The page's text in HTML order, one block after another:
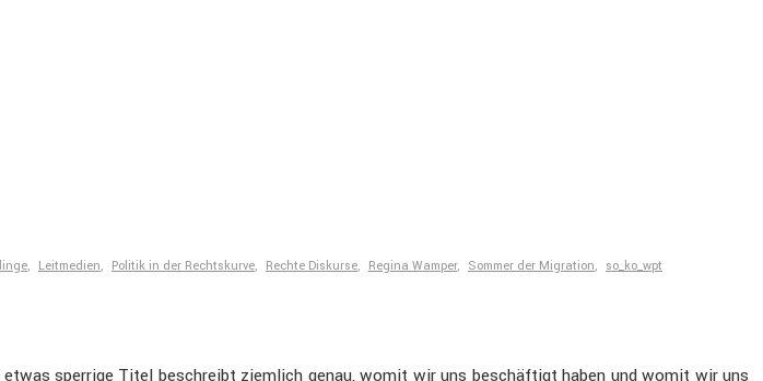
, Leitmedien, Politik in der Rechtskurve, Rechte Diskurse, Regina Wamper, Sommer der Migration, so_ko_wpt
sperrige Titel beschreibt ziemlich genau, womit wir uns beschäf­tigt haben und womit wir uns